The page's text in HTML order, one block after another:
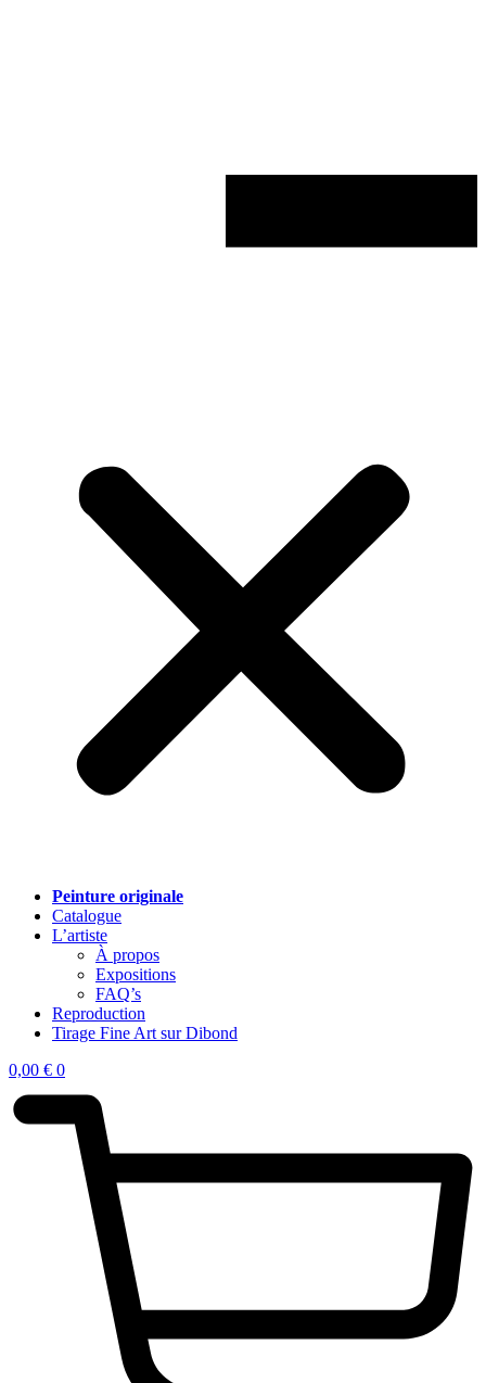
Peinture originale
Catalogue
L’artiste
À propos
Expositions
FAQ’s
Reproduction
Tirage Fine Art sur Dibond
0,00 € 0